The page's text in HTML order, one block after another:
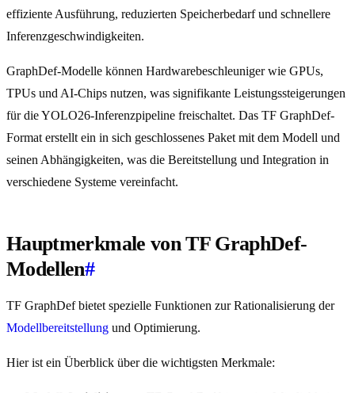
effiziente Ausführung, reduzierten Speicherbedarf und schnellere
Inferenzgeschwindigkeiten.
GraphDef-Modelle können Hardwarebeschleuniger wie GPUs,
TPUs und AI-Chips nutzen, was signifikante Leistungssteigerungen
für die YOLO26-Inferenzpipeline freischaltet. Das TF GraphDef-
Format erstellt ein in sich geschlossenes Paket mit dem Modell und
seinen Abhängigkeiten, was die Bereitstellung und Integration in
verschiedene Systeme vereinfacht.
Hauptmerkmale von TF GraphDef-
Modellen#
TF GraphDef bietet spezielle Funktionen zur Rationalisierung der
Modellbereitstellung und Optimierung.
Hier ist ein Überblick über die wichtigsten Merkmale: